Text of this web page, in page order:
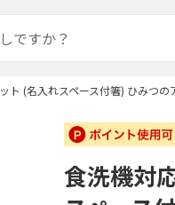
ト (名入れスペース付箸) ひみつの
食洗機対